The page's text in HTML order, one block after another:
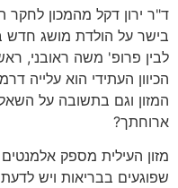
ד"ר ירון דקל מהמכון לחקר
בישר על הולדת מושג חדש
לבין פרופ' משה ראובני,
הכיוון העתידי הוא עלייה
המזון וגם בתשובה על
ארוחתך?
מזון העילית מספק אלמנטים
שפוגעים בבריאות ויש